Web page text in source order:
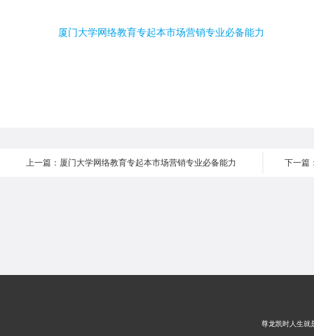
厦门大学网络教育专起本市场营销专业必备能力
上一篇：厦门大学网络教育专起本市场营销专业必备能力
尊龙凯时人生就